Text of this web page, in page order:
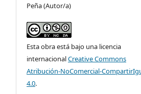
Peña (Autor/a)
Esta obra está bajo una licencia
internacionalCreative Commons
Atribución-NoComercial-
4.0.